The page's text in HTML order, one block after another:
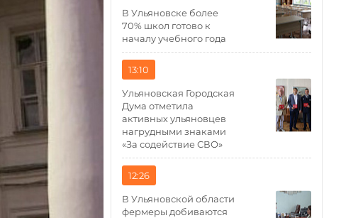
В Ульяновске более
70% школ готово к
началу учебного года
13:10
Ульяновская Городская
Дума отметила
активных ульяновцев
нагрудными знаками
«За содействие СВО»
12:26
В Ульяновской области
фермеры добиваются